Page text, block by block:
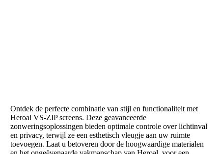
Ontdek de perfecte combinatie van stijl en functionaliteit met
Heroal VS-ZIP screens. Deze geavanceerde
zonweringsoplossingen bieden optimale controle over lichtinval
en privacy, terwijl ze een esthetisch vleugje aan uw ruimte
toevoegen. Laat u betoveren door de hoogwaardige materialen